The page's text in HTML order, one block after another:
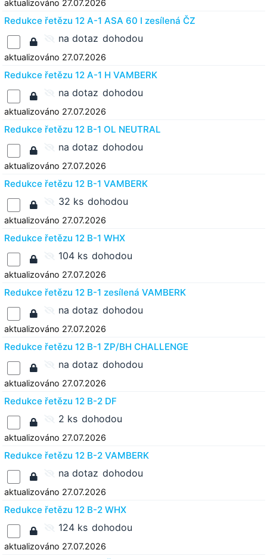
aktualizováno 27.07.2026
Redukce řetězu 12 A-1 ASA 60 I zesílená ČZ
na dotaz dohodou
aktualizováno 27.07.2026
Redukce řetězu 12 A-1 H VAMBERK
na dotaz dohodou
aktualizováno 27.07.2026
Redukce řetězu 12 B-1 OL NEUTRAL
na dotaz dohodou
aktualizováno 27.07.2026
Redukce řetězu 12 B-1 VAMBERK
32 ks dohodou
aktualizováno 27.07.2026
Redukce řetězu 12 B-1 WHX
104 ks dohodou
aktualizováno 27.07.2026
Redukce řetězu 12 B-1 zesílená VAMBERK
na dotaz dohodou
aktualizováno 27.07.2026
Redukce řetězu 12 B-1 ZP/BH CHALLENGE
na dotaz dohodou
aktualizováno 27.07.2026
Redukce řetězu 12 B-2 DF
2 ks dohodou
aktualizováno 27.07.2026
Redukce řetězu 12 B-2 VAMBERK
na dotaz dohodou
aktualizováno 27.07.2026
Redukce řetězu 12 B-2 WHX
124 ks dohodou
aktualizováno 27.07.2026